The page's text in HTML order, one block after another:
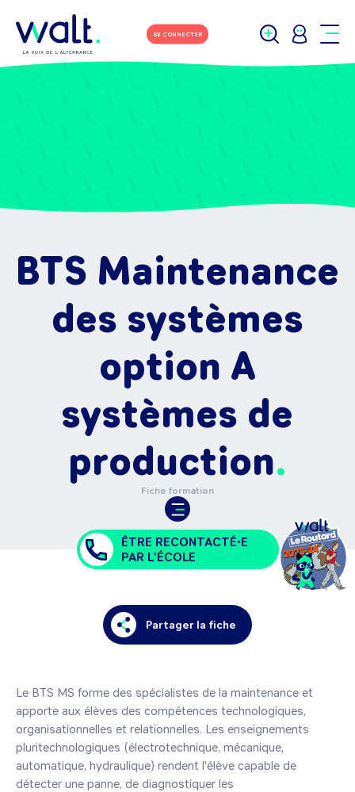
SE CONNECTER
BTS Maintenance
des systèmes
option A
systèmes de
production
Fiche formation
ÊTRE RECONTACTÉ•E
PAR L'ÉCOLE
Partager la fiche
Le BTS MS forme des spécialistes de la maintenance et
apporte aux élèves des compétences technologiques,
organisationnelles et relationnelles. Les enseignements
pluritechnologiques (électrotechnique, mécanique,
automatique, hydraulique) rendent l'élève capable de
détecter une panne, de diagnostiquer les